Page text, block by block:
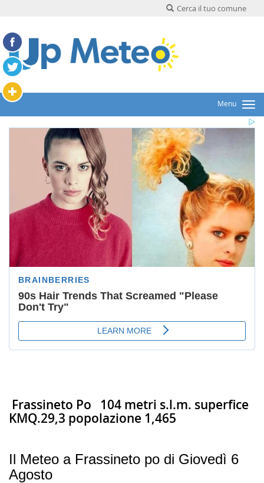
Cerca il tuo comune
Menu
Frassineto Po 104 metri s.l.m. superfice
KMQ.29,3 popolazione 1,465
Il Meteo a Frassineto po di Giovedì 6
Agosto